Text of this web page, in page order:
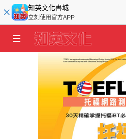
知英文化書城
立刻使用官方APP